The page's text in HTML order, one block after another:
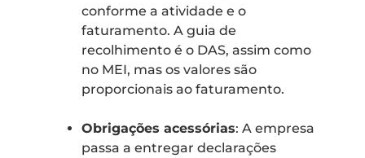
conforme a atividade e o
faturamento. A guia de
recolhimento é o DAS, assim como
no MEI, mas os valores são
proporcionais ao faturamento.
Obrigações acessórias: A empresa
passa a entregar declarações